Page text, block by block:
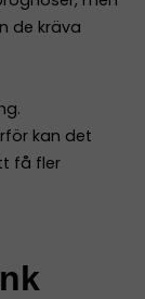
de kräva
kan det
få fler